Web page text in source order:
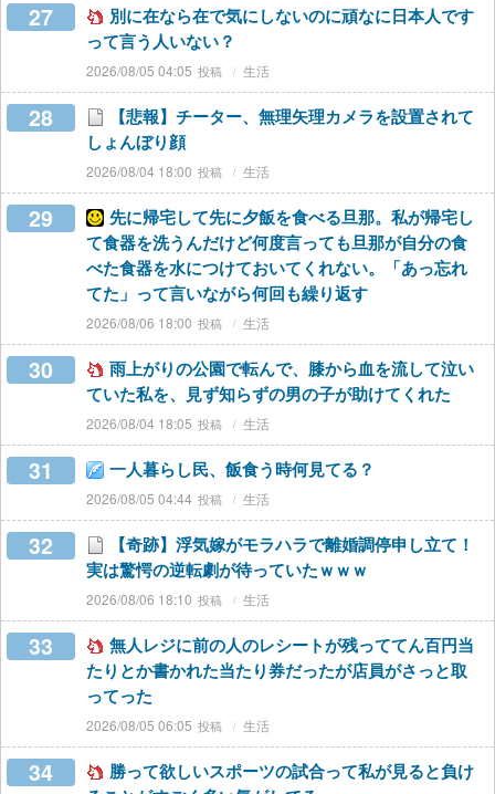
27
別に在なら在で気にしないのに頑なに日本人です
って言う人いない？
2026/08/05 04:05 生活
28
【悲報】チーター、無理矢理カメラを設置されて
しょんぼり顔
2026/08/04 18:00 生活
29
先に帰宅して先に夕飯を食べる旦那。私が帰宅し
て食器を洗うんだけど何度言っても旦那が自分の食
べた食器を水につけておいてくれない。「あっ忘れ
てた」って言いながら何回も繰り返す
2026/08/06 18:00 生活
30
雨上がりの公園で転んで、膝から血を流して泣い
ていた私を、見ず知らずの男の子が助けてくれた
2026/08/04 18:05 生活
31 一人暮らし民、飯食う時何見てる？
2026/08/05 04:44 生活
32
【奇跡】浮気嫁がモラハラで離婚調停申し立て！
実は驚愕の逆転劇が待っていたｗｗｗ
2026/08/06 18:10 生活
33
無人レジに前の人のレシートが残っててん百円当
たりとか書かれた当たり券だったが店員がさっと取
ってった
2026/08/05 06:05 生活
34
勝って欲しいスポーツの試合って私が見ると負け